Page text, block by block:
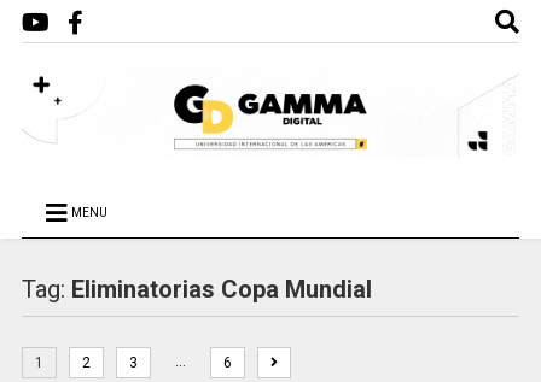
MENU
Tag: Eliminatorias Copa Mundial
1 2 3 … 6